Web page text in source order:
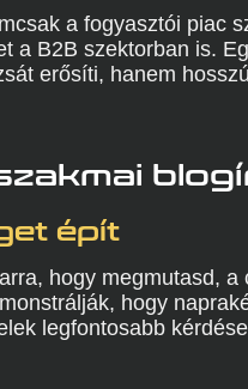
a fogyasztói piac
a B2B szektorban is.
erősíti, hanem
épít
hogy megmutasd,
hogy
legfontosabb